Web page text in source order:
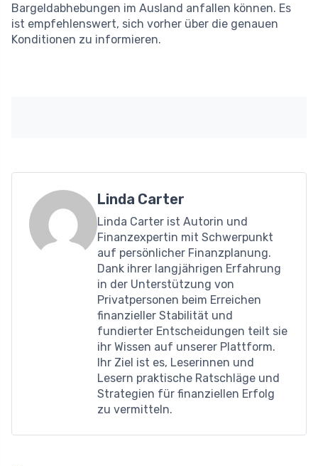
Bargeldabhebungen im Ausland anfallen können. Es
ist empfehlenswert, sich vorher über die genauen
Konditionen zu informieren.
Linda Carter
Linda Carter ist Autorin und
Finanzexpertin mit Schwerpunkt
auf persönlicher Finanzplanung.
Dank ihrer langjährigen Erfahrung
in der Unterstützung von
Privatpersonen beim Erreichen
finanzieller Stabilität und
fundierter Entscheidungen teilt sie
ihr Wissen auf unserer Plattform.
Ihr Ziel ist es, Leserinnen und
Lesern praktische Ratschläge und
Strategien für finanziellen Erfolg
zu vermitteln.